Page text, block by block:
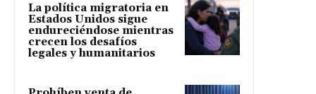
La política migratoria en
Estados Unidos sigue
endureciéndose mientras
crecen los desafíos
legales y humanitarios